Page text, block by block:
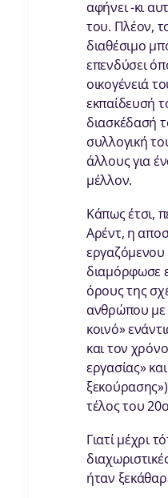
αφήνει -κι
του. Πλέον,
διαθέσιμο
επενδύσει
οικογένειά
εκπαίδευσή
διασκέδασή
συλλογική
άλλους για
μέλλον.
Κάπως έτσι,
Αρέντ, η
εργαζόμενου
διαμόρφωσε
όρους της
ανθρώπου με
κοινό»
και τον
εργασίας»
τέλος του
Γιατί μέχρι
ήταν